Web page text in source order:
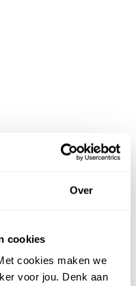
Over
cookies
cookies maken we
voor jou. Denk aan